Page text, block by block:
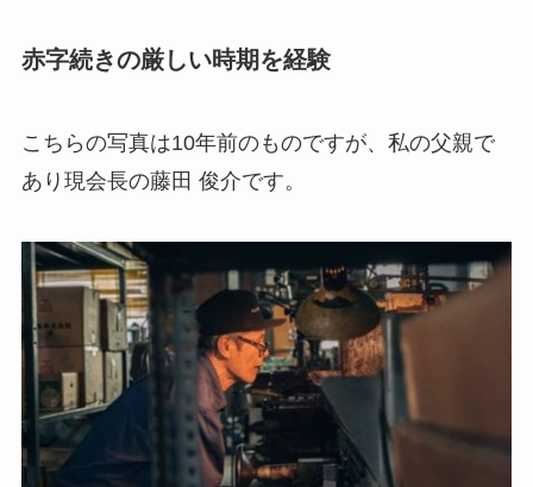
赤字続きの厳しい時期を経験
こちらの写真は10年前のものですが、私の父親で
あり現会長の藤田 俊介です。